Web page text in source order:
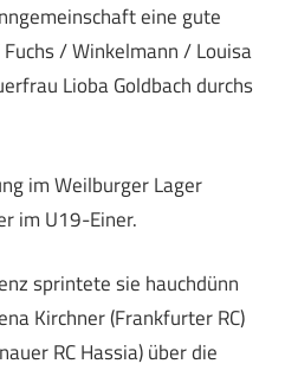
eine gute
/ Winkelmann / Louisa
Lioba Goldbach durchs
im Weilburger Lager
im U19-Einer.
sprintete sie hauchdünn
Kirchner (Frankfurter RC)
RC Hassia) über die